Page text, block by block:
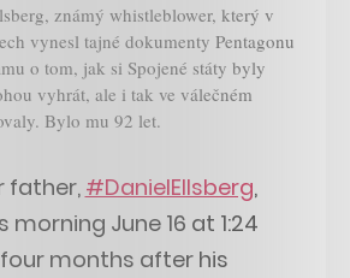
známý whistleblower, který v
vynesl tajné dokumenty Pentagonu
o tom, jak si Spojené státy byly
vyhrát, ale i tak ve válečném
Bylo mu 92 let.
father,#DanielEllsberg,
morning June 16 at 1:24
four months after his